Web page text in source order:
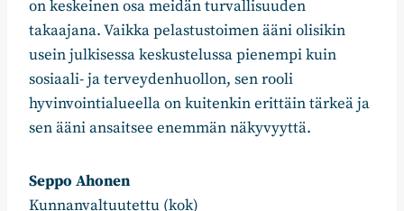
on keskeinen osa meidän turvallisuuden
takaajana. Vaikka pelastustoimen ääni olisikin
usein julkisessa keskustelussa pienempi kuin
sosiaali- ja terveydenhuollon, sen rooli
hyvinvointialueella on kuitenkin erittäin tärkeä ja
sen ääni ansaitsee enemmän näkyvyyttä.
Seppo Ahonen
Kunnanvaltuutettu (kok)